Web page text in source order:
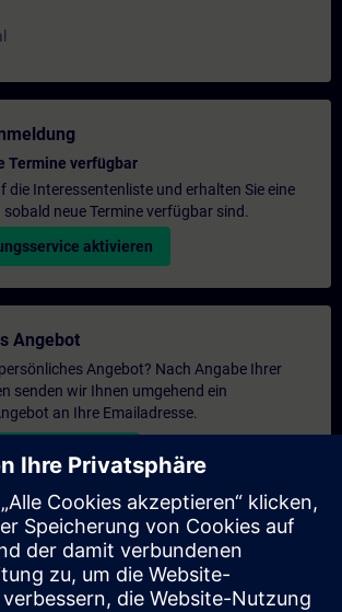
Termine verfügbar
die Interessentenliste und erhalten Sie eine
neue Termine verfügbar sind.
aktivieren
Angebot
Angebot? Nach Angabe Ihrer
senden wir Ihnen umgehend ein
an Ihre Emailadresse.
zusenden
einem höheren Schulungsangebot und
Training – entweder vor Ort bei Ihnen,